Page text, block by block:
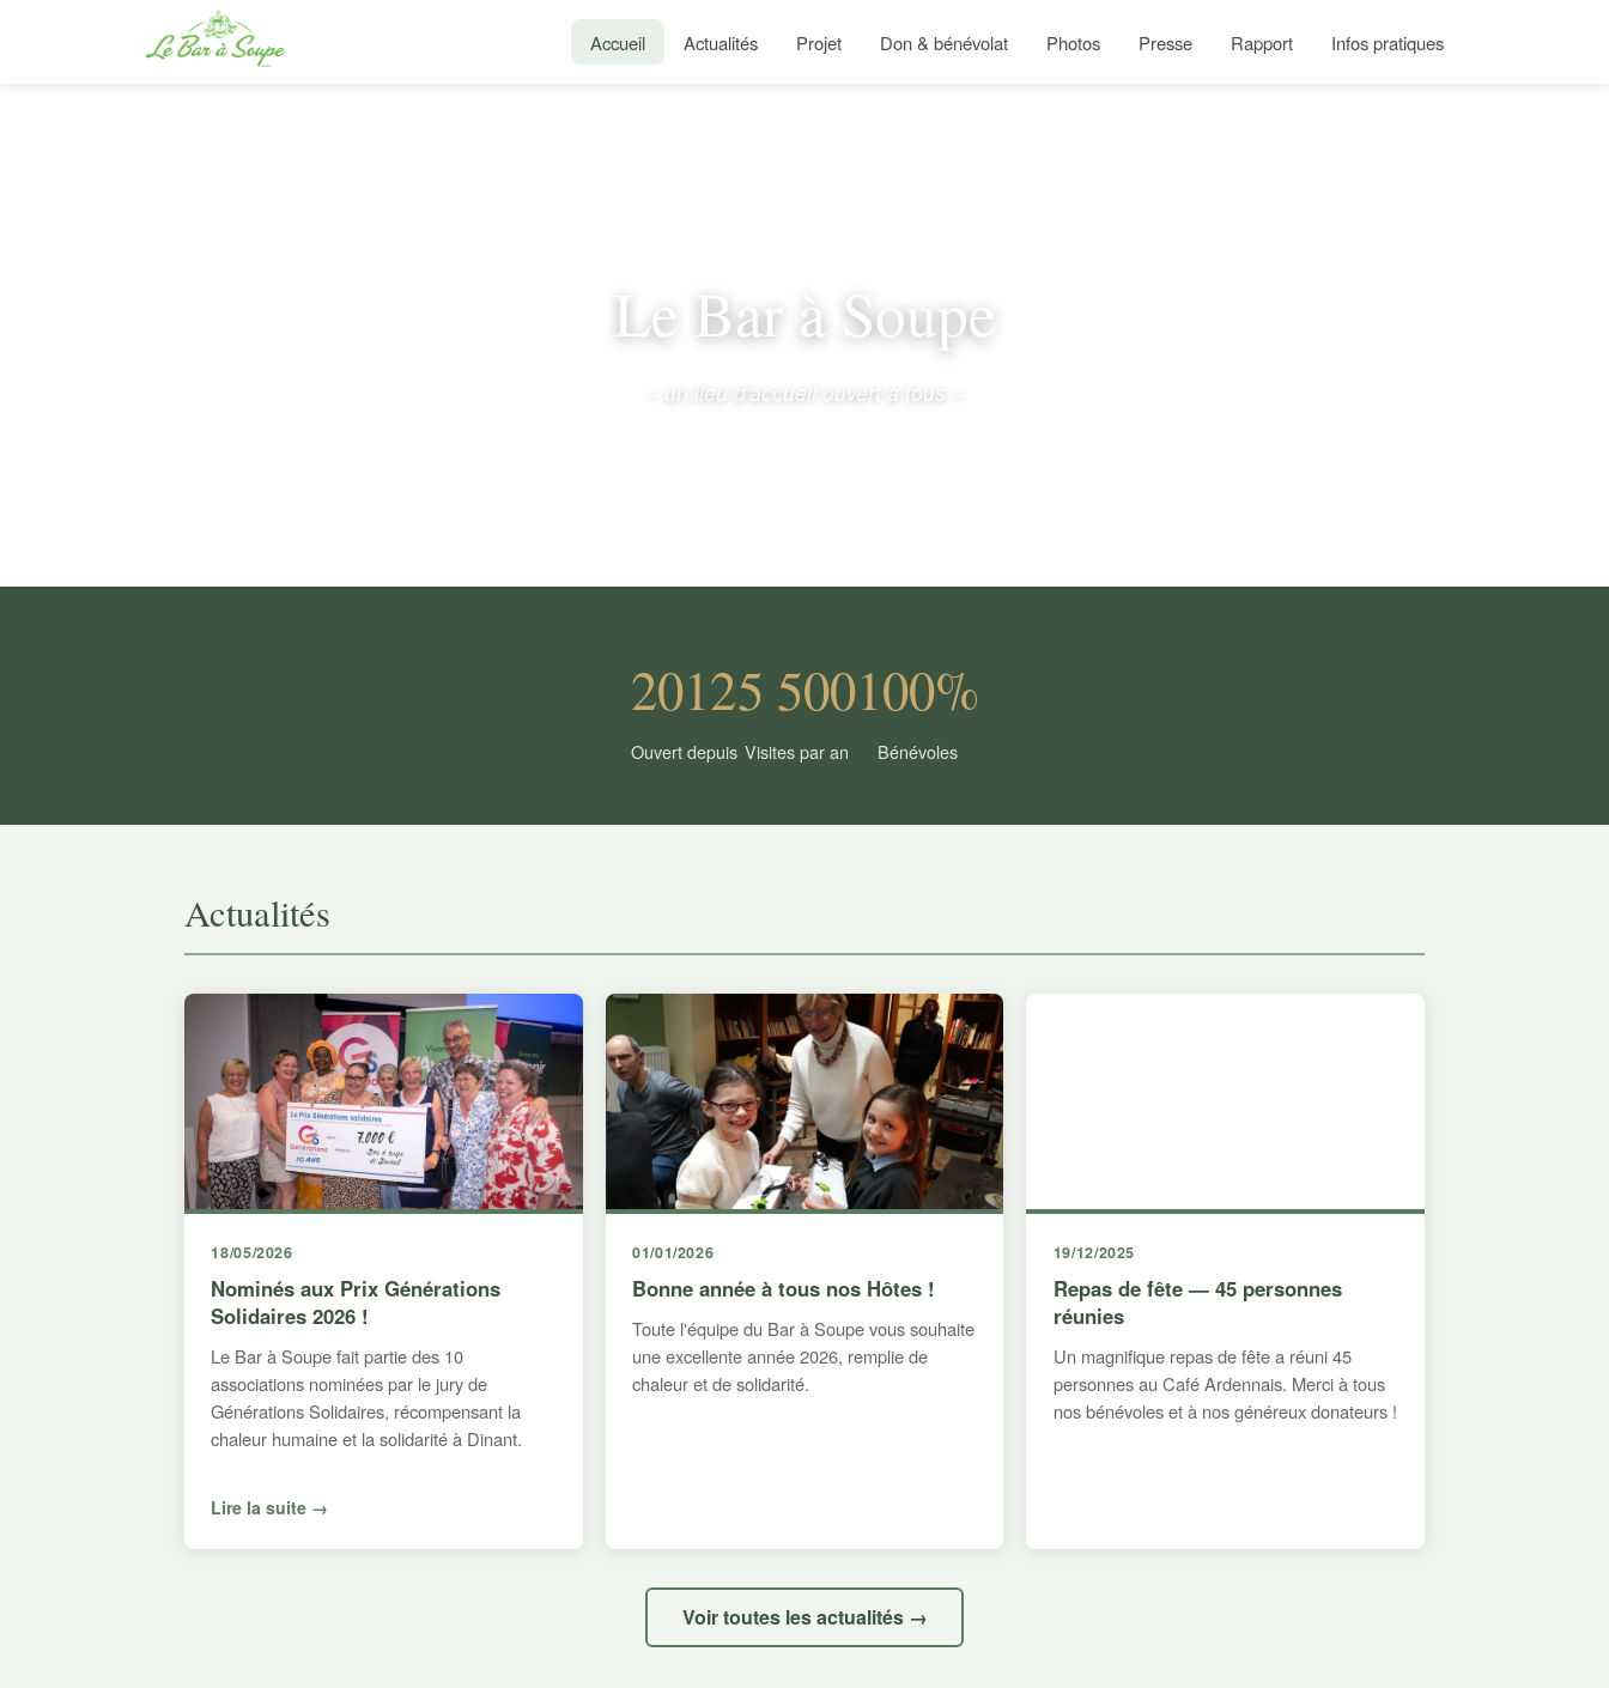
Accueil Actualités Projet Don & bénévolat Photos Presse Rapport Infos pratiques
Le Bar à Soupe
– un lieu d'accueil ouvert à tous –
2012
Ouvert depuis
5 500
Visites par an
100%
Bénévoles
Actualités
18/05/2026
Nominés aux Prix Générations
Solidaires 2026 !
Le Bar à Soupe fait partie des 10
associations nominées par le jury de
Générations Solidaires, récompensant la
chaleur humaine et la solidarité à Dinant.
Lire la suite →
01/01/2026
Bonne année à tous nos Hôtes !
Toute l'équipe du Bar à Soupe vous souhaite
une excellente année 2026, remplie de
chaleur et de solidarité.
19/12/2025
Repas de fête — 45 personnes
réunies
Un magnifique repas de fête a réuni 45
personnes au Café Ardennais. Merci à tous
nos bénévoles et à nos généreux donateurs !
Voir toutes les actualités →